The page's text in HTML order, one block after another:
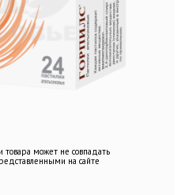
может не совпадать
на сайте